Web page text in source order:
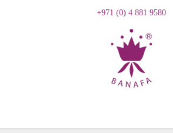
+971 (0) 4 881 9580